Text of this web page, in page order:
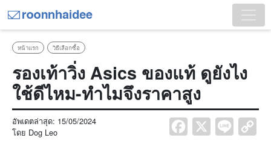
หน้าแรก วิธีเลือกซื้อ
รองเท้าวิ่ง Asics ของแท้ ดูยังไง
ใช้ดีไหม-ทำไมจึงราคาสูง
อัพเดตล่าสุด: 15/05/2024
โดย Dog Leo Facebook Line